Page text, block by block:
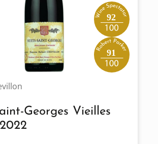
92
91
Georges Vieilles